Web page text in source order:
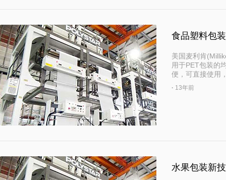
食品塑料包
美国麦利肯
用于PET包装的
便，可直接使用
· 13年前
水果包装新